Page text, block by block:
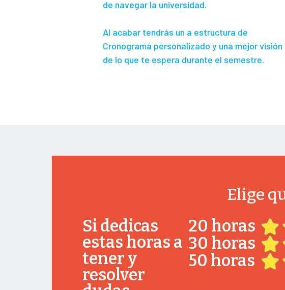
de navegar la universidad.
Al acabar tendrás un a estructura de
Cronograma personalizado y una mejor visión
de lo que te espera durante el semestre.
Elige
Si dedicas
estas horas a
tener y
resolver
20 horas
30 horas
50 horas